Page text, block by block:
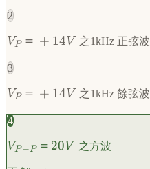
2
\displaystyle
VP ＝ + 14V 之1kHz 正弦波
3
\displaystyle
VP ＝ + 14V 之1kHz 餘弦波
4
\displaystyle
VP−P ＝ 20V 之方波